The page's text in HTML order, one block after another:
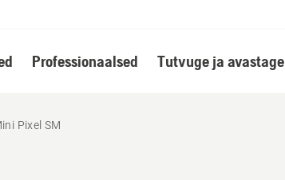
Professionaalsed Tutvuge ja avastage
Pixel SM